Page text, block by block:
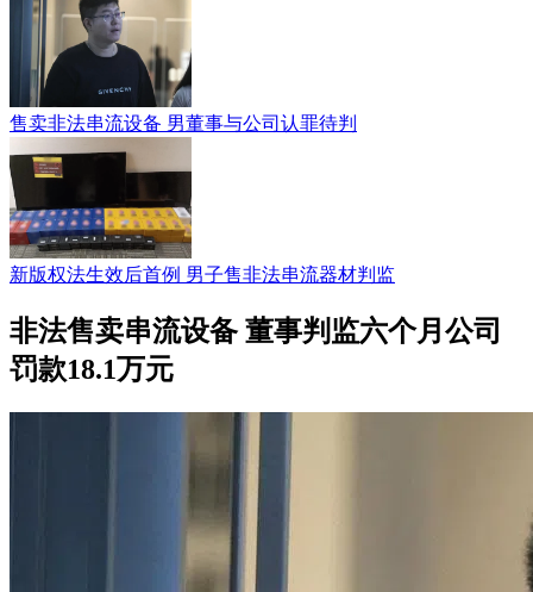
售卖非法串流设备 男董事与公司认罪待判
新版权法生效后首例 男子售非法串流器材判监
非法售卖串流设备 董事判监六个月公司
罚款18.1万元